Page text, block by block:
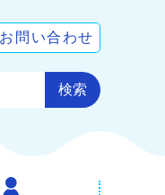
お問い合わせ
検索